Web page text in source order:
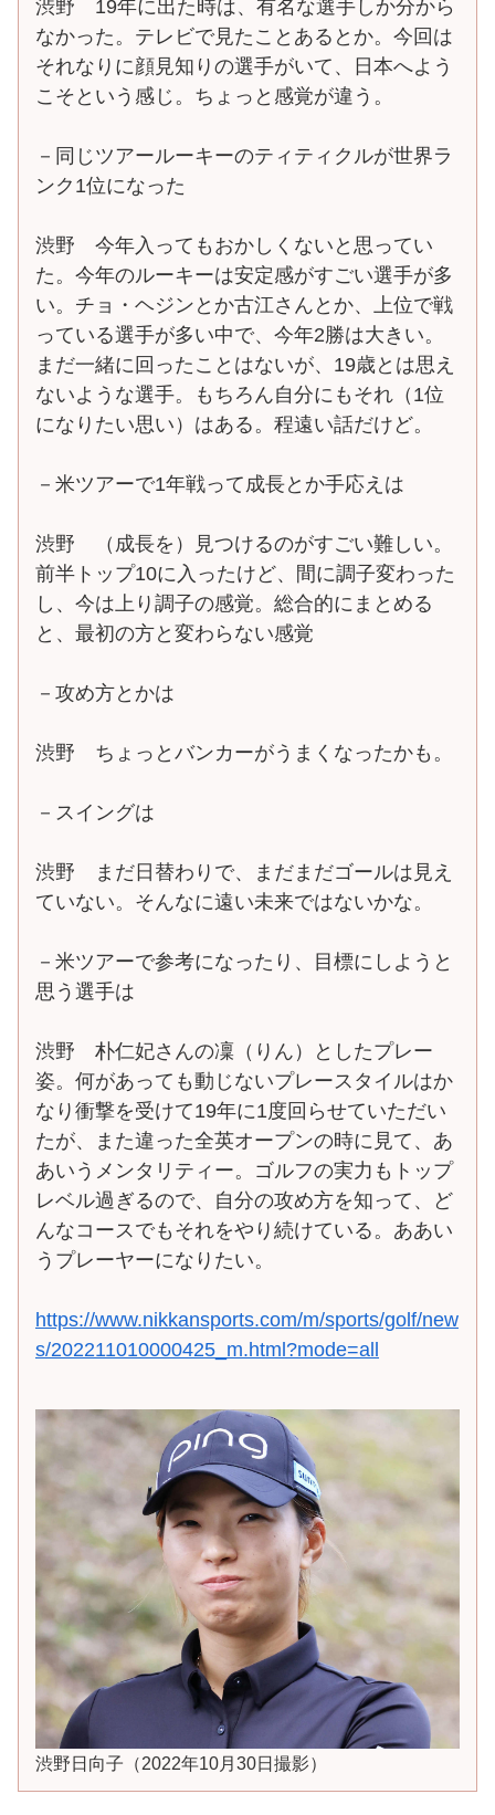
渋野 19年に出た時は、有名な選手しか分から
なかった。テレビで見たことあるとか。今回は
それなりに顔見知りの選手がいて、日本へよう
こそという感じ。ちょっと感覚が違う。
－同じツアールーキーのティティクルが世界ラ
ンク1位になった
渋野 今年入ってもおかしくないと思ってい
た。今年のルーキーは安定感がすごい選手が多
い。チョ・ヘジンとか古江さんとか、上位で戦
っている選手が多い中で、今年2勝は大きい。
まだ一緒に回ったことはないが、19歳とは思え
ないような選手。もちろん自分にもそれ（1位
になりたい思い）はある。程遠い話だけど。
－米ツアーで1年戦って成長とか手応えは
渋野 （成長を）見つけるのがすごい難しい。
前半トップ10に入ったけど、間に調子変わった
し、今は上り調子の感覚。総合的にまとめる
と、最初の方と変わらない感覚
－攻め方とかは
渋野 ちょっとバンカーがうまくなったかも。
－スイングは
渋野 まだ日替わりで、まだまだゴールは見え
ていない。そんなに遠い未来ではないかな。
－米ツアーで参考になったり、目標にしようと
思う選手は
渋野 朴仁妃さんの凜（りん）としたプレー
姿。何があっても動じないプレースタイルはか
なり衝撃を受けて19年に1度回らせていただい
たが、また違った全英オープンの時に見て、あ
あいうメンタリティー。ゴルフの実力もトップ
レベル過ぎるので、自分の攻め方を知って、ど
んなコースでもそれをやり続けている。ああい
うプレーヤーになりたい。
https://www.nikkansports.com/m/sports/golf/new
s/202211010000425_m.html?mode=all
渋野日向子（2022年10月30日撮影）